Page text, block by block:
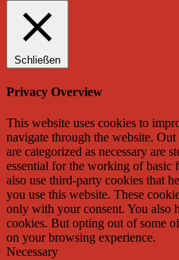
Schließen
Privacy Overview
This website uses cookies to
navigate through the website.
are categorized as necessary are
essential for the working of basic
also use third-party cookies that
you use this website. These
only with your consent. You also
cookies. But opting out of some
on your browsing experience.
Necessary